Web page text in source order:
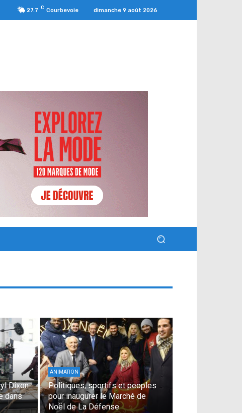
27.7 C Courbevoie dimanche 9 août 2026
Dixon
dans
ANIMATION
Politiques, sportifs et peoples
pour inaugurer le Marché de
Noël de La Défense